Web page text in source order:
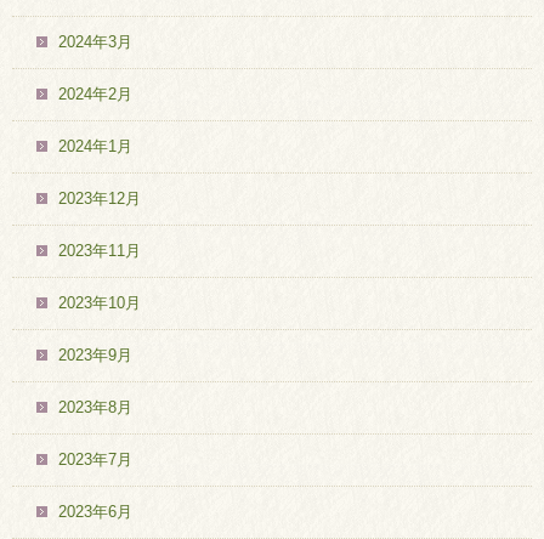
2024年3月
2024年2月
2024年1月
2023年12月
2023年11月
2023年10月
2023年9月
2023年8月
2023年7月
2023年6月